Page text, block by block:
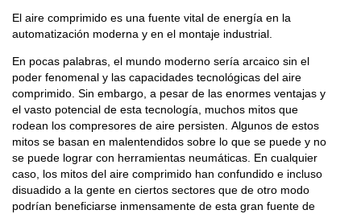
El aire comprimido es una fuente vital de energía en la
automatización moderna y en el montaje industrial.
En pocas palabras, el mundo moderno sería arcaico sin el
poder fenomenal y las capacidades tecnológicas del aire
comprimido. Sin embargo, a pesar de las enormes ventajas y
el vasto potencial de esta tecnología, muchos mitos que
rodean los compresores de aire persisten. Algunos de estos
mitos se basan en malentendidos sobre lo que se puede y no
se puede lograr con herramientas neumáticas. En cualquier
caso, los mitos del aire comprimido han confundido e incluso
disuadido a la gente en ciertos sectores que de otro modo
podrían beneficiarse inmensamente de esta gran fuente de